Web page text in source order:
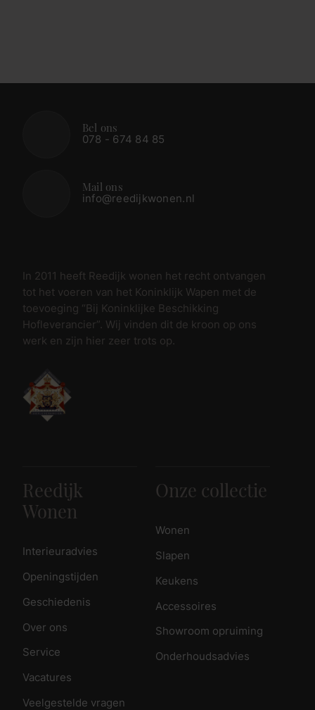
Bel ons
078 - 674 84 85
Mail ons
info@reedijkwonen.nl
In 2011 heeft Reedijk wonen het recht ontvangen
tot het voeren van het Koninklijk Wapen met de
toevoeging “Bij Koninklijke Beschikking
Hofleverancier”. Wij vinden dit de kroon op ons
werk en zijn hier zeer trots op.
Reedijk
Wonen
Interieuradvies
Openingstijden
Geschiedenis
Over ons
Service
Vacatures
Veelgestelde vragen
Onze collectie
Wonen
Slapen
Keukens
Accessoires
Showroom opruiming
Onderhoudsadvies